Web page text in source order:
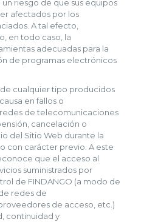
riesgo de que sus equipos
afectados por los
A tal efecto,
en todo caso, la
adecuadas para la
de programas electrónicos
cualquier tipo producidos
en fallos o
de telecomunicaciones
cancelación o
del Sitio Web durante la
con carácter previo. A este
que el acceso al
suministrados por
de FINDANGO (a modo de
redes de
de acceso, etc.)
continuidad y